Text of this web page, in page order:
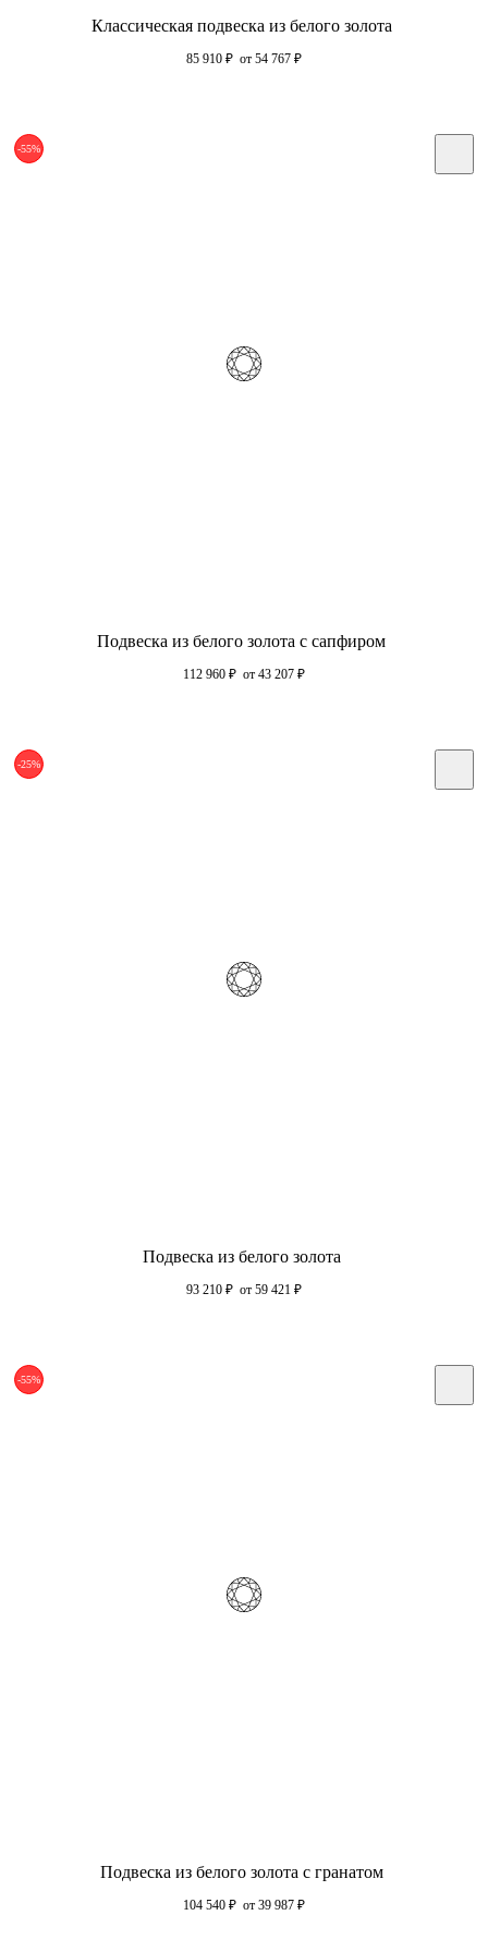
Классическая подвеска из белого золота
85 910 ₽ от 54 767 ₽
-55%
Подвеска из белого золота с сапфиром
112 960 ₽ от 43 207 ₽
-25%
Подвеска из белого золота
93 210 ₽ от 59 421 ₽
-55%
Подвеска из белого золота с гранатом
104 540 ₽ от 39 987 ₽